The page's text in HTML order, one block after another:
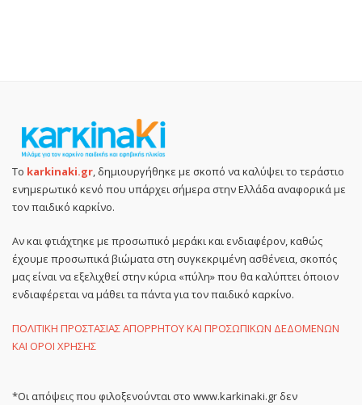
Το karkinaki.gr, δημιουργήθηκε με σκοπό να καλύψει το τεράστιο
ενημερωτικό κενό που υπάρχει σήμερα στην Ελλάδα αναφορικά με
τον παιδικό καρκίνο.
Αν και φτιάχτηκε με προσωπικό μεράκι και ενδιαφέρον, καθώς
έχουμε προσωπικά βιώματα στη συγκεκριμένη ασθένεια, σκοπός
μας είναι να εξελιχθεί στην κύρια «πύλη» που θα καλύπτει όποιον
ενδιαφέρεται να μάθει τα πάντα για τον παιδικό καρκίνο.
ΠΟΛΙΤΙΚΗ ΠΡΟΣΤΑΣΙΑΣ ΑΠΟΡΡΗΤΟΥ ΚΑΙ ΠΡΟΣΩΠΙΚΩΝ ΔΕΔΟΜΕΝΩΝ
ΚΑΙ ΟΡΟΙ ΧΡΗΣΗΣ
*Οι απόψεις που φιλοξενούνται στο www.karkinaki.gr δεν